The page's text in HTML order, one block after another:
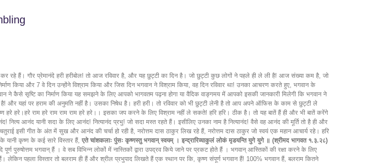
रहे हैं। गौर प्रेमानंदे हरी हरीबोल! तो आज रविवार है, और यह छुट्टी का दिन है। जो छुट्टी कुछ लोगों ने पहले ही ले ली है! आज संख्या कम है, जो
किया और 7 वे दिन उन्होंने विश्राम किया और जिस दिन भगवान ने विश्राम किया, वह दिन रविवार था! उनका आचरण करते हुए, भगवान के
कैसे सृष्टि का निर्माण किया यह समझने के लिए आपको भागवतम पढ़ना होगा या वैदिक वाङ्गमय में आपको इसकी जानकारी मिलेगी कि भगवान ने
और यहां पर हराम की अनुमति नहीं है। उसका निषेध है। हरी हरी। तो रविवार को भी छुट्टी लेनी है तो आप अपने ऑफिस के काम से छुट्टी ले
हरे।हरे राम हरे राम राम राम हरे हरे।। इसका जप करने के लिए विश्राम नहीं ले सकते! हरि हरि। ठीक है। तो यह बातें हैं ही और भी बातें करेंगे
आनंद यानी सदा के लिए आनंद! नित्यानंद प्रभु! जो सदा मस्त रहते हैं। इसीलिए उनका नाम है नित्यानंद! वैसे वह आनंद की मूर्ति तो है ही और
इसी गीत के अंत में सुख और आनंद की चर्चा हो रही है, नरोत्तम दास ठाकुर लिख रहे हैं, नरोत्तम दास ठाकुर जो स्वयं एक महान आचार्य रहे। हरि
यानी कृष्ण के कई सारे विस्तार हैं, एते चांशकलाः पुंसः कृष्णस्तु भगवान् स्वयम् । इन्द्रारिव्याकुलं लोकं मृडयन्ति युगे युगे ॥ (श्रीमद भागवत १.३.२८)
पुरुषोत्तम भगवान् हैं । वे सब विभिन्न लोकों में नास्तिकों द्वारा उपद्रव किये जाने पर प्रकट होते हैं । भगवान् आस्तिकों की रक्षा करने के लिए
पहला विस्तार तो बलराम ही हैं और श्रील प्रभुपाद लिखते हैं एक स्थान पर कि, कृष्ण संपूर्ण भगवान हैं! 100% भगवान हैं, बलराम कितने